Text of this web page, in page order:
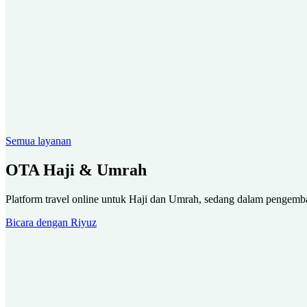
Semua layanan
OTA Haji & Umrah
Platform travel online untuk Haji dan Umrah, sedang dalam
Bicara dengan Riyuz